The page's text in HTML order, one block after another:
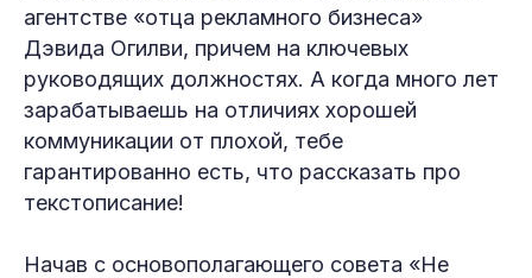
агентстве «отца рекламного бизнеса»
Дэвида Огилви, причем на ключевых
руководящих должностях. А когда много лет
зарабатываешь на отличиях хорошей
коммуникации от плохой, тебе
гарантированно есть, что рассказать про
текстописание!
Начав с основополагающего совета «Не